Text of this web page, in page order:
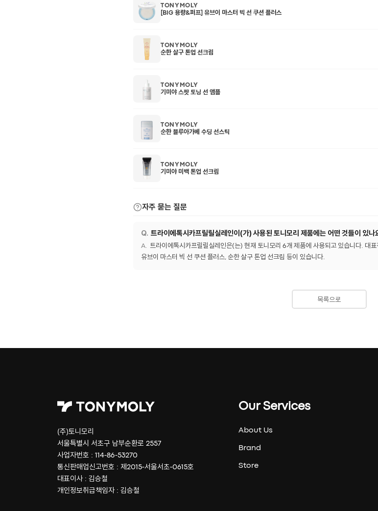
TONYMOLY
[BIG 용량&퍼프] 유브이 마스터 빅 선 쿠션 플러스
TONYMOLY
순한 살구 톤업 선크림
TONYMOLY
기미야 스팟 토닝 선 앰플
TONYMOLY
순한 블루아가베 수딩 선스틱
TONYMOLY
기미야 미백 톤업 선크림
자주 묻는 질문
트라이에톡시카프릴릴실레인이(가) 사용된 토니모리 제품에는 어떤 것들이 있나
트라이에톡시카프릴릴실레인은(는) 현재 토니모리 6개 제품에 사용되고 있습니다. 대
유브이 마스터 빅 선 쿠션 플러스, 순한 살구 톤업 선크림 등이 있습니다.
목록으로
(주)토니모리
서울특별시 서초구 남부순환로 2557
사업자번호 : 114-86-53270
통신판매업신고번호 : 제2015-서울서초-0615호
대표이사 : 김승철
개인정보취급책임자 : 김승철
Our Services
About Us
Brand
Store